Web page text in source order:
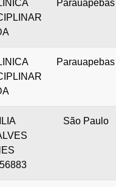
Parauapebas
Parauapebas
São Paulo